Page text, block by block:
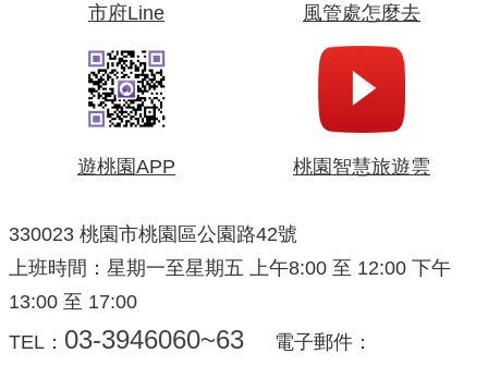
市府Line 風管處怎麼去
遊桃園APP 桃園智慧旅遊雲
330023 桃園市桃園區公園路42號
上班時間：星期一至星期五 上午8:00 至 12:00 下午
13:00 至 17:00
TEL： 03-3946060~63 電子郵件：